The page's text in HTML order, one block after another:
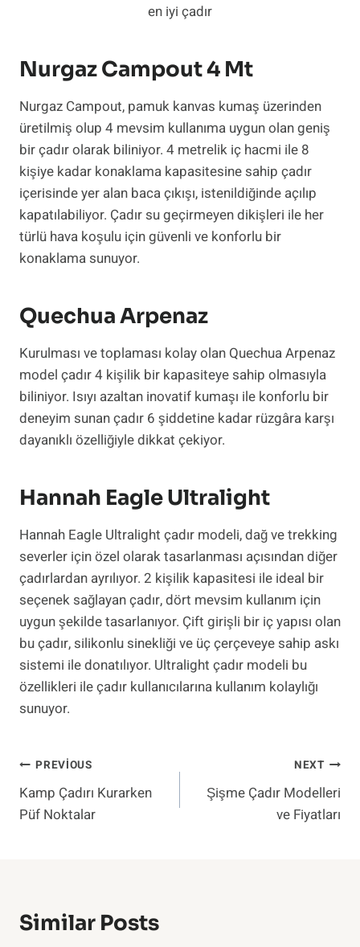
en iyi çadır
Nurgaz Campout 4 Mt
Nurgaz Campout, pamuk kanvas kumaş üzerinden
üretilmiş olup 4 mevsim kullanıma uygun olan geniş
bir çadır olarak biliniyor. 4 metrelik iç hacmi ile 8
kişiye kadar konaklama kapasitesine sahip çadır
içerisinde yer alan baca çıkışı, istenildiğinde açılıp
kapatılabiliyor. Çadır su geçirmeyen dikişleri ile her
türlü hava koşulu için güvenli ve konforlu bir
konaklama sunuyor.
Quechua Arpenaz
Kurulması ve toplaması kolay olan Quechua Arpenaz
model çadır 4 kişilik bir kapasiteye sahip olmasıyla
biliniyor. Isıyı azaltan inovatif kumaşı ile konforlu bir
deneyim sunan çadır 6 şiddetine kadar rüzgâra karşı
dayanıklı özelliğiyle dikkat çekiyor.
Hannah Eagle Ultralight
Hannah Eagle Ultralight çadır modeli, dağ ve trekking
severler için özel olarak tasarlanması açısından diğer
çadırlardan ayrılıyor. 2 kişilik kapasitesi ile ideal bir
seçenek sağlayan çadır, dört mevsim kullanım için
uygun şekilde tasarlanıyor. Çift girişli bir iç yapısı olan
bu çadır, silikonlu sinekliği ve üç çerçeveye sahip askı
sistemi ile donatılıyor. Ultralight çadır modeli bu
özellikleri ile çadır kullanıcılarına kullanım kolaylığı
sunuyor.
Yazı
Gezinmesi
PREVIOUS
Kamp Çadırı Kurarken
Püf Noktalar
NEXT
Şişme Çadır Modelleri
ve Fiyatları
Similar Posts